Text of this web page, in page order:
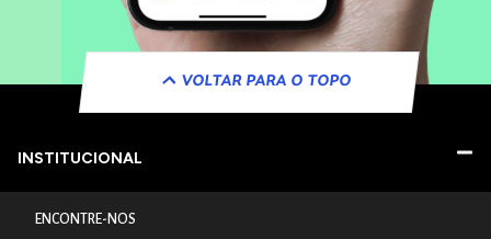
VOLTAR PARA O TOPO
INSTITUCIONAL
ENCONTRE-NOS